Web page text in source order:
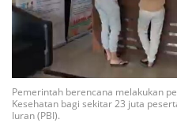
Pemerintah berencana melakukan
Kesehatan bagi sekitar 23 juta
Iuran (PBI).